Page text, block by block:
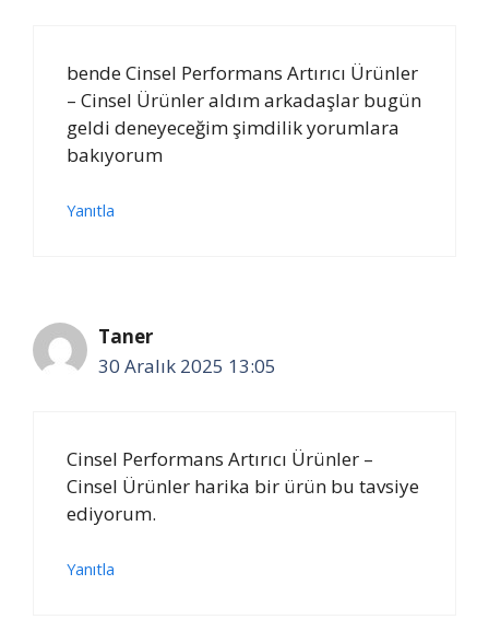
bende Cinsel Performans Artırıcı Ürünler
– Cinsel Ürünler aldım arkadaşlar bugün
geldi deneyeceğim şimdilik yorumlara
bakıyorum
Yanıtla
Taner
30 Aralık 2025 13:05
Cinsel Performans Artırıcı Ürünler –
Cinsel Ürünler harika bir ürün bu tavsiye
ediyorum.
Yanıtla